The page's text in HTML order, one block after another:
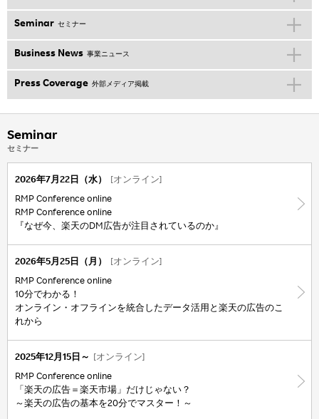
Seminar セミナー
Business News 事業ニュース
Press Coverage 外部メディア掲載
Seminar
セミナー
2026年7月22日（水） [オンライン]
RMP Conference online
RMP Conference online
『なぜ今、楽天のDM広告が注目されているのか』
2026年5月25日（月） [オンライン]
RMP Conference online
10分でわかる！
オンライン・オフラインを統合したデータ活用と楽天の広告のこ
れから
2025年12月15日～ [オンライン]
RMP Conference online
「楽天の広告＝楽天市場」だけじゃない？
～楽天の広告の基本を20分でマスター！～